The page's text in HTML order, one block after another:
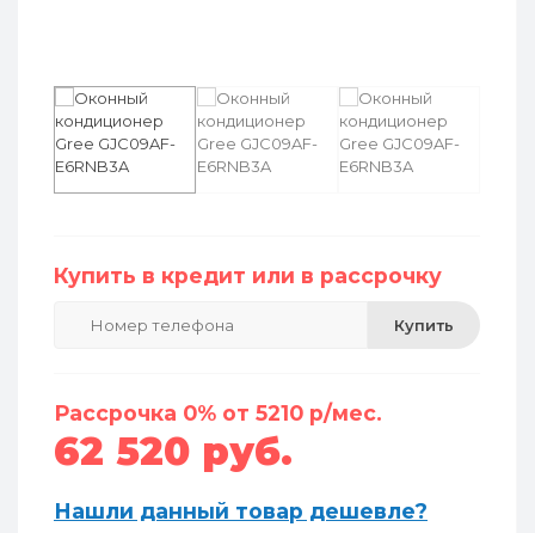
Купить в кредит или в рассрочку
Купить
Рассрочка 0% от 5210 р/мес.
62 520 руб.
Нашли данный товар дешевле?